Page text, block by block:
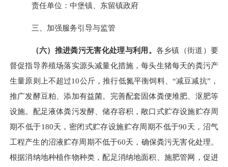
责任单位：中堡镇、东留镇政府
三、加强服务引导与监管
（六）推进粪污无害化处理与利用。 各乡镇（街道）要
督促指导养殖场落实源头减量化措施，每头生猪每天的粪污产
生量原则上不超过10公斤，推行低氮平衡饲料、“减豆减抗”，
推广发酵豆粕、添加有益菌。 完善配套固体粪便堆肥、沤肥等
设施。配足液体粪污发酵、储存容积，敞口式贮存设施贮存周
期不低于180天，密闭式贮存设施贮存周期不低于90天，沼气
工程产生的沼液贮存周期不低于60天，确保粪污无害化处理。
根据消纳地种植作物种类，配足消纳地面积、施肥管网，促进